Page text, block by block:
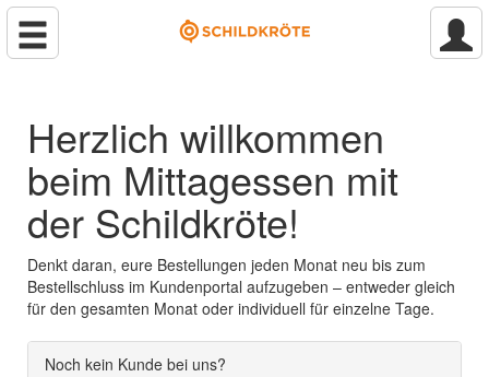
Herzlich willkommen
beim Mittagessen mit
der Schildkröte!
Denkt daran, eure Bestellungen jeden Monat neu bis zum
Bestellschluss im Kundenportal aufzugeben – entweder gleich
für den gesamten Monat oder individuell für einzelne Tage.
Noch kein Kunde bei uns?